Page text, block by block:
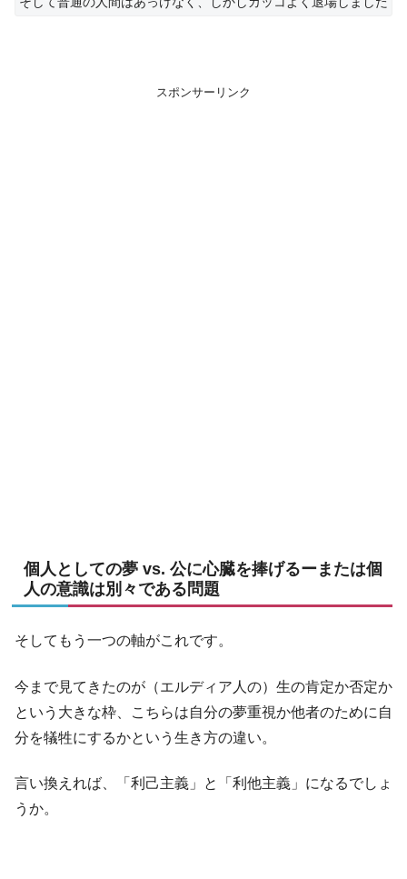
スポンサーリンク
個人としての夢 vs. 公に心臓を捧げるーまたは個
人の意識は別々である問題
そしてもう一つの軸がこれです。
今まで見てきたのが（エルディア人の）生の肯定か否定か
という大きな枠、こちらは自分の夢重視か他者のために自
分を犠牲にするかという生き方の違い。
言い換えれば、「利己主義」と「利他主義」になるでしょ
うか。